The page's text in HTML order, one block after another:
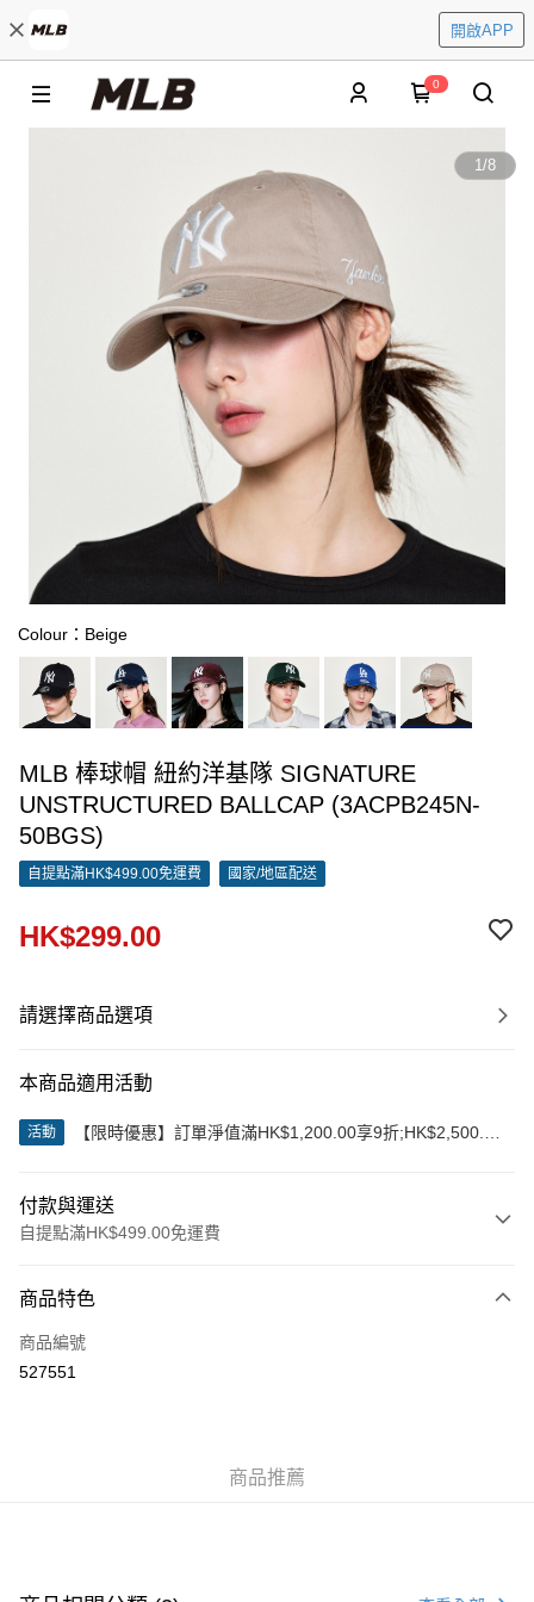
開啟APP
0
1/8
Colour：Beige
MLB 棒球帽 紐約洋基隊 SIGNATURE
UNSTRUCTURED BALLCAP (3ACPB245N-
50BGS)
自提點滿HK$499.00免運費 國家/地區配送
HK$299.00
請選擇商品選項
本商品適用活動
活動
【限時優惠】訂單淨值滿HK$1,200.00享9折;HK$2,500.00
付款與運送
自提點滿HK$499.00免運費
信用卡
Apple Pay
商品特色
商品編號
527551
商品推薦